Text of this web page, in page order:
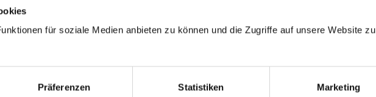
für soziale Medien anbieten zu können und die Zugriffe auf unsere Website zu
Präferenzen Statistiken Marketing
Ergebnisse können durch die Wahl von Bereichen oder Kategorien
Suchen